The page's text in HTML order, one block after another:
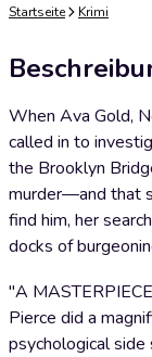
Startseite Krimi
When Ava Gold,
called in to
the Brooklyn
murder—and that
find him, her
docks of
"A
Pierce did a
psychological